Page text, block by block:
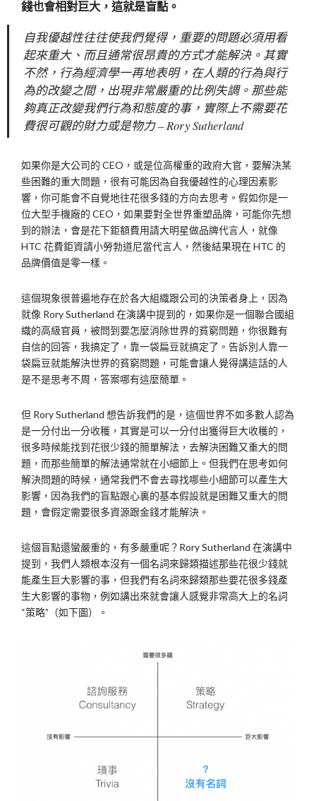
錢也會相對巨大，這就是盲點。
自我優越性往往使我們覺得，重要的問題必須用看
起來重大、而且通常很昂貴的方式才能解決。其實
不然，行為經濟學一再地表明，在人類的行為與行
為的改變之間，出現非常嚴重的比例失調。那些能
夠真正改變我們行為和態度的事，實際上不需要花
費很可觀的財力或是物力 – Rory Sutherland
如果你是大公司的 CEO，或是位高權重的政府大官，要解決某
些困難的重大問題，很有可能因為自我優越性的心理因素影
響，你可能會不自覺地往花很多錢的方向去思考。假如你是一
位大型手機廠的 CEO，如果要對全世界重塑品牌，可能你先想
到的辦法，會是花下鉅額費用請大明星做品牌代言人，就像
HTC 花費鉅資請小勞勃道尼當代言人，然後結果現在 HTC 的
品牌價值是零一樣。
這個現象很普遍地存在於各大組織跟公司的決策者身上，因為
就像 Rory Sutherland 在演講中提到的，如果你是一個聯合國組
織的高級官員，被問到要怎麼消除世界的貧窮問題，你很難有
自信的回答，我搞定了，靠一袋扁豆就搞定了。告訴別人靠一
袋扁豆就能解決世界的貧窮問題，可能會讓人覺得講這話的人
是不是思考不周，答案哪有這麼簡單。
但 Rory Sutherland 想告訴我們的是，這個世界不如多數人認為
是一分付出一分收穫，其實是可以一分付出獲得巨大收穫的，
很多時候能找到花很少錢的簡單解法，去解決困難又重大的問
題，而那些簡單的解法通常就在小細節上。但我們在思考如何
解決問題的時候，通常我們不會去尋找哪些小細節可以產生大
影響，因為我們的盲點跟心裏的基本假設就是困難又重大的問
題，會假定需要很多資源跟金錢才能解決。
這個盲點還蠻嚴重的，有多嚴重呢？Rory Sutherland 在演講中
提到，我們人類根本沒有一個名詞來歸類描述那些花很少錢就
能產生巨大影響的事，但我們有名詞來歸類那些要花很多錢產
生大影響的事物，例如講出來就會讓人感覺非常高大上的名詞
“策略”（如下圖）。